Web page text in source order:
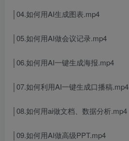
│04.如何用AI生成图表.mp4
│05.如何用AI做会议记录.mp4
│06.如何用AI一键生成海报.mp4
│07.如何利用AI一键生成口播稿.mp4
│08.如何用ai做文档、数据分析.mp4
│09.如何用AI做高级PPT.mp4